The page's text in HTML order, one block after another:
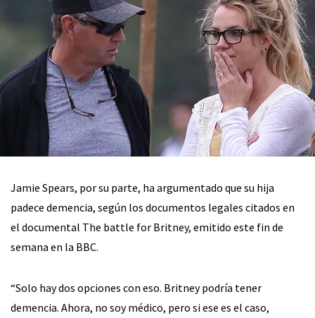
Jamie Spears, por su parte, ha argumentado que su hija
padece demencia, según los documentos legales citados en
el documental The battle for Britney, emitido este fin de
semana en la BBC.
“Solo hay dos opciones con eso. Britney podría tener
demencia. Ahora, no soy médico, pero si ese es el caso,